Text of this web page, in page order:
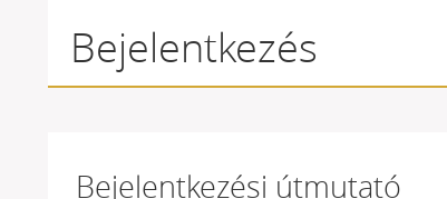
Bejelentkezés
Bejelentkezési útmutató